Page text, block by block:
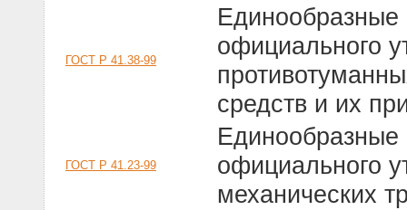
ГОСТ Р 41.38-99
официального
средств и их
ГОСТ Р 41.23-99
официального
механических